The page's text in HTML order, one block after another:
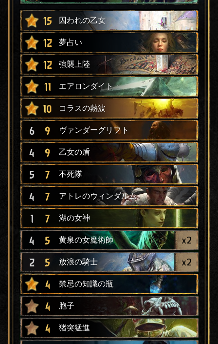
15 囚われの乙女
12 夢占い
12 強襲上陸
11 エアロンダイト
10 コラスの熱波
6 9 ヴァンダーグリフト
4 9 乙女の盾
5 7 不死隊
4 7 アトレのウィンダルム
1 7 湖の女神
4 5 黄泉の女魔術師 x2
2 5 放浪の騎士 x2
4 禁忌の知識の瓶
4 胞子
4 猪突猛進